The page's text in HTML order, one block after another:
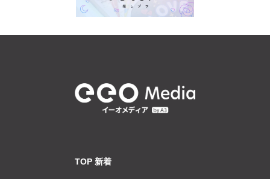
TOP 新着